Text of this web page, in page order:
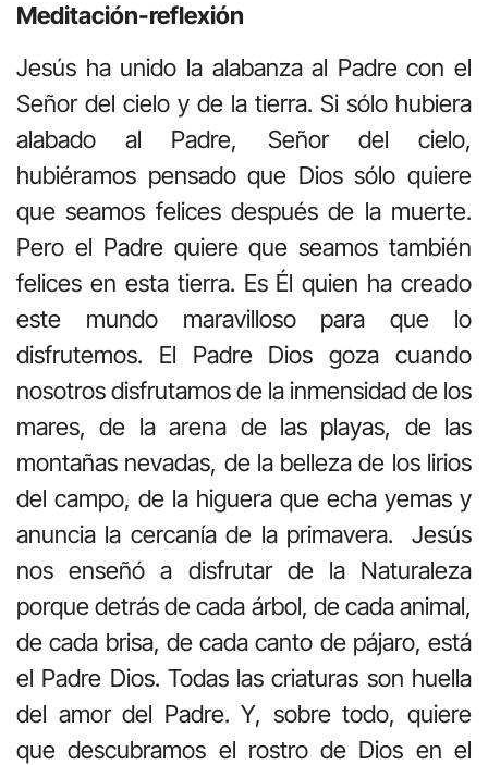
Meditación-reflexión
Jesús ha unido la alabanza al Padre con el
Señor del cielo y de la tierra. Si sólo hubiera
alabado al Padre, Señor del cielo,
hubiéramos pensado que Dios sólo quiere
que seamos felices después de la muerte.
Pero el Padre quiere que seamos también
felices en esta tierra. Es Él quien ha creado
este mundo maravilloso para que lo
disfrutemos. El Padre Dios goza cuando
nosotros disfrutamos de la inmensidad de los
mares, de la arena de las playas, de las
montañas nevadas, de la belleza de los lirios
del campo, de la higuera que echa yemas y
anuncia la cercanía de la primavera. Jesús
nos enseñó a disfrutar de la Naturaleza
porque detrás de cada árbol, de cada animal,
de cada brisa, de cada canto de pájaro, está
el Padre Dios. Todas las criaturas son huella
del amor del Padre. Y, sobre todo, quiere
que descubramos el rostro de Dios en el